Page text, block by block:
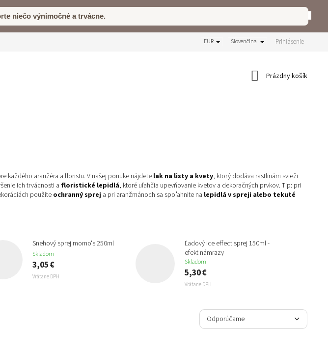
niečo výnimočné a trvácne.
EUR Slovenčina Prihlásenie
Nákupný
Prázdny košík
každého aranžéra a floristu. V našej ponuke nájdete lak na listy a kvety, ktorý dodáva rastlinám svieži
ich trvácnosti a floristické lepidlá, ktoré uľahčia upevňovanie kvetov a dekoračných prvkov. Tip: pri
použite ochranný sprej a pri aranžmánoch sa spoľahnite na lepidlá v spreji alebo tekuté
Snehový sprej momo's 250ml
Skladom
3,05 €
Vrátane DPH
Ľadový ice effect sprej 150ml -
efekt námrazy
Skladom
5,30 €
Vrátane DPH
R
d
Odporúčame